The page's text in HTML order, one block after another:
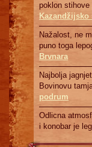
poklon stihove
Kazandžijsko
Nažalost, ne
puno toga
Brvnara
Najbolja
Bovinovu
podrum
Odlicna
i konobar je